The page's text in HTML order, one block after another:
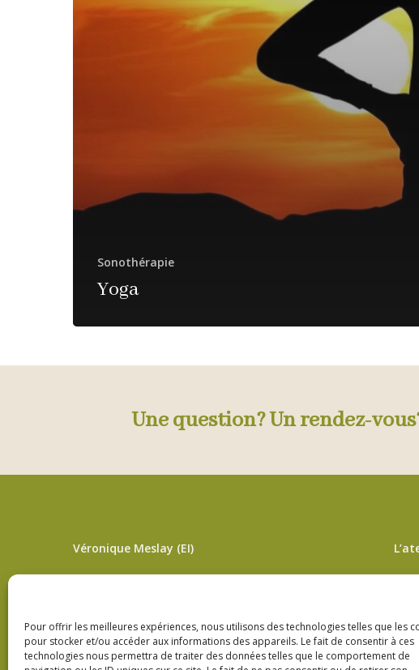
Pour offrir les meilleures expériences, nous utilisons des technologies telles que les
pour stocker et/ou accéder aux informations des appareils. Le fait de consentir à ces
technologies nous permettra de traiter des données telles que le comportement de
Sonothérapie
Yoga
Une question? Un rendez-
Véronique Meslay (EI)
3bis Rue de Lorraine – 53200 Fromentières
06 33 09 01 21 06